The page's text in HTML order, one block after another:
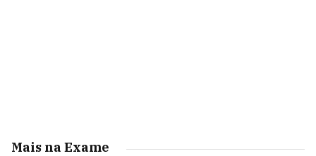
Mais na Exame